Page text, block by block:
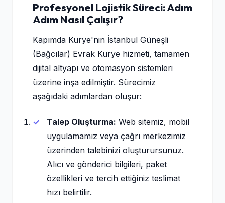
Profesyonel Lojistik Süreci: Adım
Adım Nasıl Çalışır?
Kapımda Kurye'nin İstanbul Güneşli
(Bağcılar) Evrak Kurye hizmeti, tamamen
dijital altyapı ve otomasyon sistemleri
üzerine inşa edilmiştir. Sürecimiz
aşağıdaki adımlardan oluşur:
Talep Oluşturma: Web sitemiz, mobil
uygulamamız veya çağrı merkezimiz
üzerinden talebinizi oluşturursunuz.
Alıcı ve gönderici bilgileri, paket
özellikleri ve tercih ettiğiniz teslimat
hızı belirtilir.